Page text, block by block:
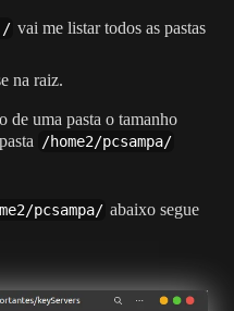
/ vai me listar todos as pastas
na raiz.
de uma pasta o tamanho
/home2/pcsampa/
pcsampa/ abaixo segue